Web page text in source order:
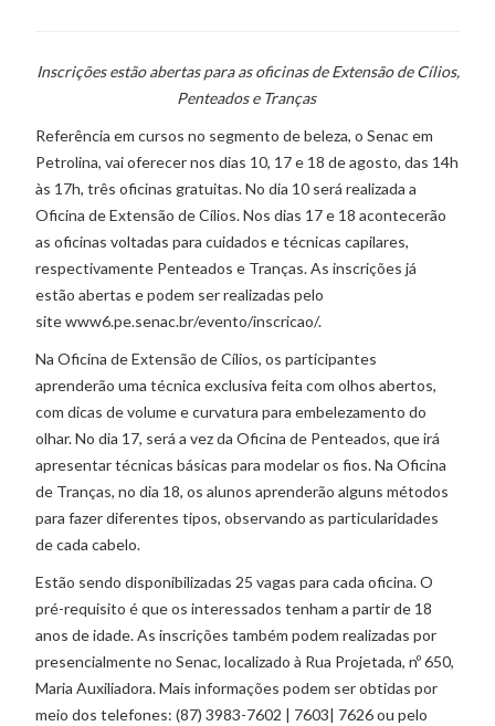
Inscrições estão abertas para as oficinas de Extensão de Cílios,
Penteados e Tranças
Referência em cursos no segmento de beleza, o Senac em
Petrolina, vai oferecer nos dias 10, 17 e 18 de agosto, das 14h
às 17h, três oficinas gratuitas. No dia 10 será realizada a
Oficina de Extensão de Cílios. Nos dias 17 e 18 acontecerão
as oficinas voltadas para cuidados e técnicas capilares,
respectivamente Penteados e Tranças. As inscrições já
estão abertas e podem ser realizadas pelo
site www6.pe.senac.br/evento/inscricao/.
Na Oficina de Extensão de Cílios, os participantes
aprenderão uma técnica exclusiva feita com olhos abertos,
com dicas de volume e curvatura para embelezamento do
olhar. No dia 17, será a vez da Oficina de Penteados, que irá
apresentar técnicas básicas para modelar os fios. Na Oficina
de Tranças, no dia 18, os alunos aprenderão alguns métodos
para fazer diferentes tipos, observando as particularidades
de cada cabelo.
Estão sendo disponibilizadas 25 vagas para cada oficina. O
pré-requisito é que os interessados tenham a partir de 18
anos de idade. As inscrições também podem realizadas por
presencialmente no Senac, localizado à Rua Projetada, nº 650,
Maria Auxiliadora. Mais informações podem ser obtidas por
meio dos telefones: (87) 3983-7602 | 7603| 7626 ou pelo